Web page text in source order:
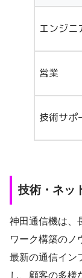
エンジニ
営業
技術サポ
技術・ネッ
神田通信機は、
ワーク構築のノ
最新の通信イン
し、顧客の多様